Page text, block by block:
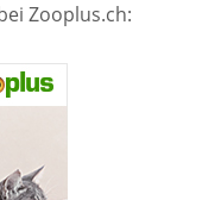
Zooplus.ch: